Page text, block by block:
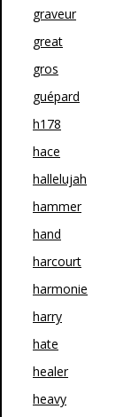
graveur
great
gros
guépard
h178
hace
hallelujah
hammer
hand
harcourt
harmonie
harry
hate
healer
heavy